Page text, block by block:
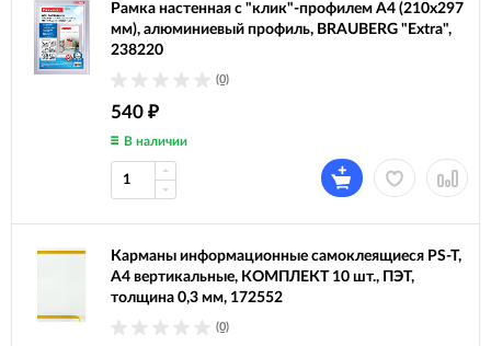
Рамка настенная с "клик"-профилем А4 (210х297
мм), алюминиевый профиль, BRAUBERG "Extra",
238220
(0)
540 ₽
В наличии
Карманы информационные самоклеящиеся PS-T,
А4 вертикальные, КОМПЛЕКТ 10 шт., ПЭТ,
толщина 0,3 мм, 172552
(0)